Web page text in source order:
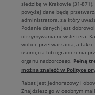
siedzibą w Krakowie (31-
powyżej dane będą
administratora, za który
Podanie danych jest
otrzymywania newslettera.
wobec przetwarzania, a
usunięcia lub ograniczenia
organu nadzorczego. Pełną
można znaleźć w Polityce
Rabat jest jednorazowy i
Znajdziesz go w osobnym